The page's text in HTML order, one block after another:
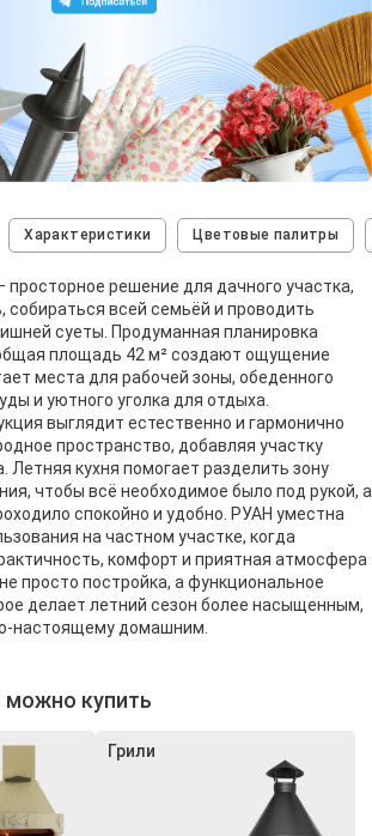
Характеристики Цветовые палитры
просторное решение для дачного участка,
собираться всей семьёй и проводить
суеты. Продуманная планировка
площадь 42 м² создают ощущение
места для рабочей зоны, обеденного
и уютного уголка для отдыха.
выглядит естественно и гармонично
пространство, добавляя участку
Летняя кухня помогает разделить зону
чтобы всё необходимое было под рукой, а
спокойно и удобно. РУАН уместна
на частном участке, когда
комфорт и приятная атмосфера
просто постройка, а функциональное
делает летний сезон более насыщенным,
настоящему домашним.
купить
Грили